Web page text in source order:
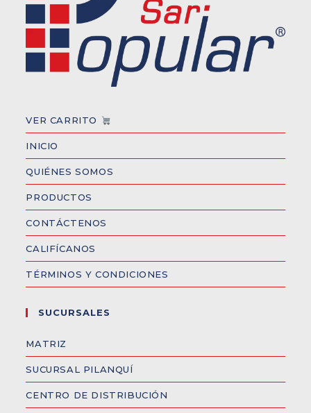
VER CARRITO
INICIO
QUIÉNES SOMOS
PRODUCTOS
CONTÁCTENOS
CALIFÍCANOS
TÉRMINOS Y CONDICIONES
SUCURSALES
MATRIZ
SUCURSAL PILANQUÍ
CENTRO DE DISTRIBUCIÓN